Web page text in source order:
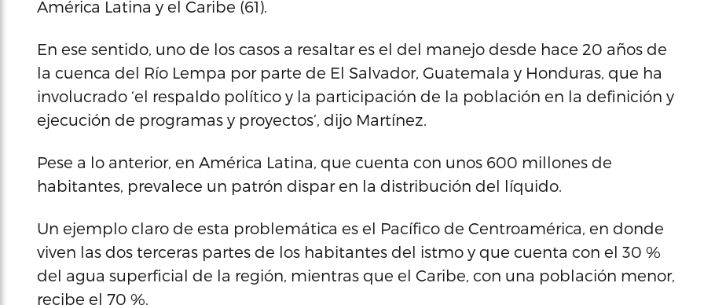
América Latina y el Caribe (61).
En ese sentido, uno de los casos a resaltar es el del manejo desde hace 20 años de
la cuenca del Río Lempa por parte de El Salvador, Guatemala y Honduras, que ha
involucrado ‘el respaldo político y la participación de la población en la definición y
ejecución de programas y proyectos’, dijo Martínez.
Pese a lo anterior, en América Latina, que cuenta con unos 600 millones de
habitantes, prevalece un patrón dispar en la distribución del líquido.
Un ejemplo claro de esta problemática es el Pacífico de Centroamérica, en donde
viven las dos terceras partes de los habitantes del istmo y que cuenta con el 30 %
del agua superficial de la región, mientras que el Caribe, con una población menor,
recibe el 70 %.